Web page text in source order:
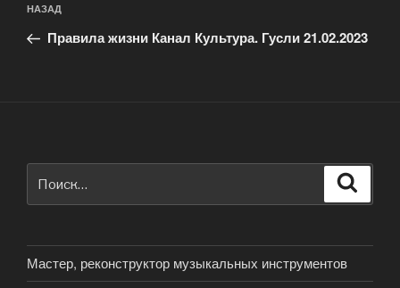
по
записям
Предыдущая
запись:
НАЗАД
Правила жизни Канал Культура. Гусли 21.02.2023
Мастер, реконструктор музыкальных инструментов